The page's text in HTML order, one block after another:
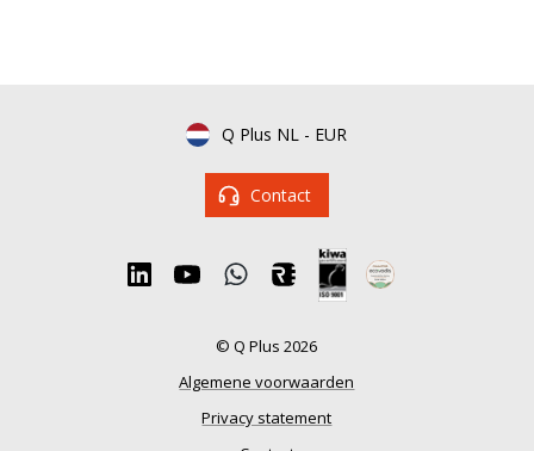
Q Plus NL - EUR
Contact
© Q Plus 2026
Algemene voorwaarden
Privacy statement